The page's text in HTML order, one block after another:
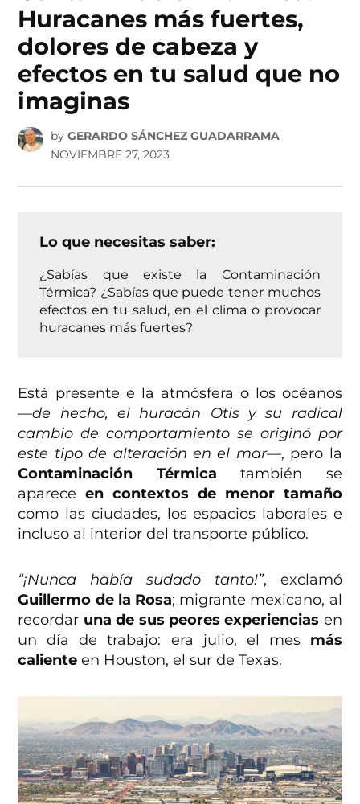
Huracanes más fuertes,
dolores de cabeza y
efectos en tu salud que no
imaginas
by GERARDO SÁNCHEZ GUADARRAMA
NOVIEMBRE 27, 2023
Lo que necesitas saber:
¿Sabías que existe la Contaminación
Térmica? ¿Sabías que puede tener muchos
efectos en tu salud, en el clima o provocar
huracanes más fuertes?
Está presente e la atmósfera o los océanos
—de hecho, el huracán Otis y su radical
cambio de comportamiento se originó por
este tipo de alteración en el mar—, pero la
Contaminación Térmica también se
apareceen contextos de menor tamaño
como las ciudades, los espacios laborales e
incluso al interior del transporte público.
“¡Nunca había sudado tanto!”, exclamó
Guillermo de la Rosa; migrante mexicano, al
recordar una de sus peores experiencias en
un día de trabajo: era julio, el mes más
caliente en Houston, el sur de Texas.